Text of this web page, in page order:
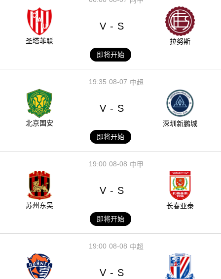
圣塔菲联
V - S
拉努斯
即将开始
08-07
19:35 中超
北京国安
V - S
深圳新鹏城
即将开始
08-08
19:00 中甲
苏州东吴
V - S
长春亚泰
即将开始
08-08
19:00 中超
V - S